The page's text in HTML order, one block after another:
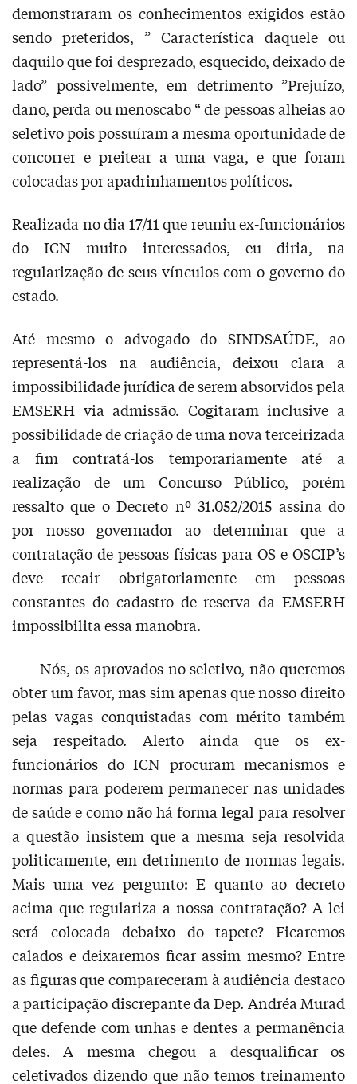
demonstraram os conhecimentos exigidos estão
sendo preteridos, ” Característica daquele ou
daquilo que foi desprezado, esquecido, deixado de
lado” possivelmente, em detrimento ”Prejuízo,
dano, perda ou menoscabo “ de pessoas alheias ao
seletivo pois possuíram a mesma oportunidade de
concorrer e preitear a uma vaga, e que foram
colocadas por apadrinhamentos políticos.
Realizada no dia 17/11 que reuniu ex-funcionários
do ICN muito interessados, eu diria, na
regularização de seus vínculos com o governo do
estado.
Até mesmo o advogado do SINDSAÚDE, ao
representá-los na audiência, deixou clara a
impossibilidade jurídica de serem absorvidos pela
EMSERH via admissão. Cogitaram inclusive a
possibilidade de criação de uma nova terceirizada
a fim contratá-los temporariamente até a
realização de um Concurso Público, porém
ressalto que o Decreto nº 31.052/2015 assina do
por nosso governador ao determinar que a
contratação de pessoas físicas para OS e OSCIP’s
deve recair obrigatoriamente em pessoas
constantes do cadastro de reserva da EMSERH
impossibilita essa manobra.
Nós, os aprovados no seletivo, não queremos
obter um favor, mas sim apenas que nosso direito
pelas vagas conquistadas com mérito também
seja respeitado. Alerto ainda que os ex-
funcionários do ICN procuram mecanismos e
normas para poderem permanecer nas unidades
de saúde e como não há forma legal para resolver
a questão insistem que a mesma seja resolvida
politicamente, em detrimento de normas legais.
Mais uma vez pergunto: E quanto ao decreto
acima que regulariza a nossa contratação? A lei
será colocada debaixo do tapete? Ficaremos
calados e deixaremos ficar assim mesmo? Entre
as figuras que compareceram à audiência destaco
a participação discrepante da Dep. Andréa Murad
que defende com unhas e dentes a permanência
deles. A mesma chegou a desqualificar os
celetivados dizendo que não temos treinamento